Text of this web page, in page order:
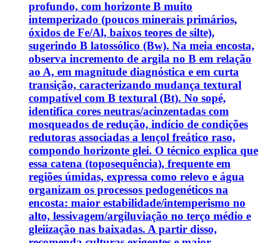
profundo, com horizonte B muito
intemperizado (poucos minerais primários,
óxidos de Fe/Al, baixos teores de silte),
sugerindo B latossólico (Bw). Na meia encosta,
observa incremento de argila no B em relação
ao A, em magnitude diagnóstica e em curta
transição, caracterizando mudança textural
compatível com B textural (Bt). No sopé,
identifica cores neutras/acinzentadas com
mosqueados de redução, indício de condições
redutoras associadas a lençol freático raso,
compondo horizonte glei. O técnico explica que
essa catena (toposequência), frequente em
regiões úmidas, expressa como relevo e água
organizam os processos pedogenéticos na
encosta: maior estabilidade/intemperismo no
alto, lessivagem/argiluviação no terço médio e
gleiização nas baixadas. A partir disso,